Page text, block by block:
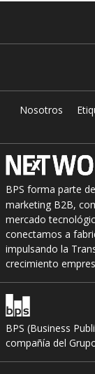
Nosotros
BPS forma parte de
marketing B2B,
mercado
conectamos a
impulsando la
crecimiento
BPS (Business
compañía del